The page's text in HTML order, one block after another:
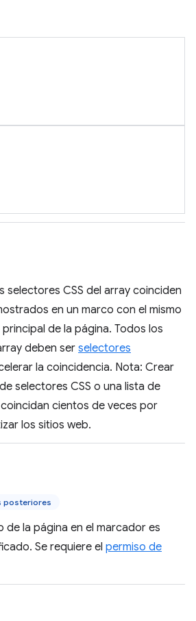
selectores CSS del array coinciden
en un marco con el mismo
de la página. Todos los
deben ser selectores
la coincidencia. Nota: Crear
selectores CSS o una lista de
cientos de veces por
los sitios web.
posteriores
de la página en el marcador es
Se requiere el permiso de